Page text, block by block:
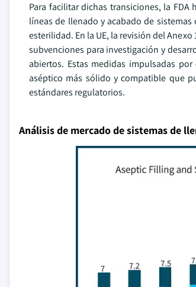
Para facilitar dichas transiciones, la
líneas de llenado y acabado de
esterilidad. En la UE, la revisión del
subvenciones para investigación y
abiertos. Estas medidas impulsadas
aséptico más sólido y compatible que
estándares regulatorios.
Análisis de mercado de sistemas de